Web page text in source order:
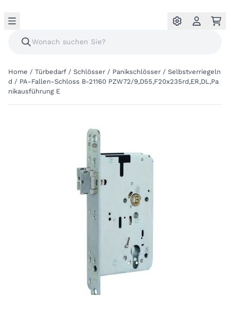
Home / Türbedarf / Schlösser / Panikschlösser / Selbstverriegeln
d / PA-Fallen-Schloss B-21160 PZW72/9,D55,F20x235rd,ER,DL,Pa
nikausführung E